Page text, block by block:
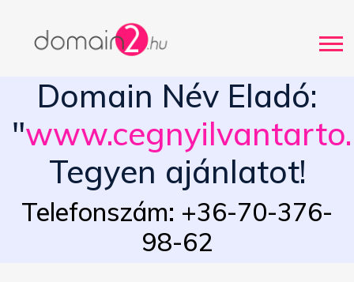
Domain Név Eladó:
"
Tegyen ajánlatot!
Telefonszám: +36-70-376-
98-62